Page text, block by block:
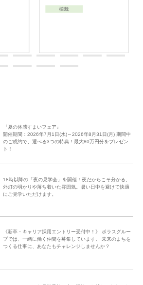
クショップへ。
ニングのプロより庭木の剪定の仕方やお手入れ方
いた後は、今回みなさんに挑戦していただくたく
った季節のスワッグ作りを。
を一本づつを確認しアレンジのポイントを伝授。
の下準備をして草花を束ねていきます。
「○○さん、そうそう順調ですね。」「みなさん
講師がZOOM内のアレンジの様子をみながら個々
レンジしていき素敵な作品が出来上がりました。
出来上がったスワッグと一緒に記念撮影。楽しい
めるひと時となりました。
に今回の交流会のご感想を伺いました。
植栽
『夏の体感すまいフェア』
開催期間：2026年7月1日(水)～2026年8月31日(月) 期間中
のご成約で、選べる3つの特典！最大80万円分をプレゼン
ト！
18時以降の「夜の見学会」を開催！夜だからこそ分かる、
外灯の明かりや落ち着いた雰囲気。暑い日中を避けて快適
にご見学いただけます。
《新卒・キャリア採用エントリー受付中！》 ポラスグルー
プでは、一緒に働く仲間を募集しています。 未来のまちを
つくる仕事に、あなたもチャレンジしませんか？